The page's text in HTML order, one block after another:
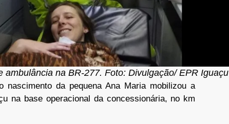
na BR-277. Foto: Divulgação/ EPR Iguaçu
da pequena Ana Maria mobilizou a
na base operacional da concessionária, no km